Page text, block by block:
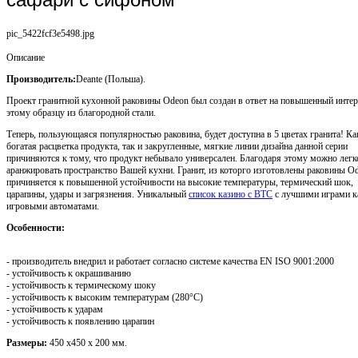
pic_5422fcf3e5498.jpg
Описание
Производитель:Deante (Польша).
Проект гранитной кухонной раковины Odeon был создан в ответ на повышенный
этому образцу из благородной стали.
Теперь, пользующаяся популярностью раковина, будет доступна в 5 цветах гранита!
богатая расцветка продукта, так и закругленные, мягкие линии дизайна данной серии
причиняются к тому, что продукт небывало универсален. Благодаря этому можно
аранжировать пространство Вашей кухни. Гранит, из которго изготовлены раковины
причиняется к повышенной устойчивости на высокие температуры, термический шок,
царапины, удары и загрязнения. Уникальный список казино с BTC с лучшими играми
игровыми автоматами.
Особенности:
- производитель внедрил и работает согласно системе качества EN ISO 9001:2000
- устойчивость к окрашиванию
- устойчивость к термическому шоку
- устойчивость к высоким температурам (280°C)
- устойчивость к ударам
- устойчивость к появлению царапин
Размеры: 450 х450 х 200 мм.